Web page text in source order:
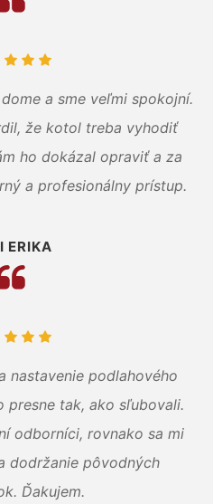
a sme veľmi spokojní.
že kotol treba vyhodiť
ho dokázal opraviť a za
a profesionálny prístup.
ERIKA
nastavenie podlahového
presne tak, ako sľubovali.
odborníci, rovnako sa mi
dodržanie pôvodných
Ďakujem.